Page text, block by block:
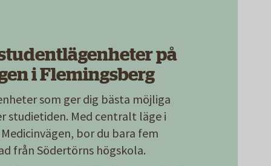
på
i Flemingsberg
som ger dig bästa möjliga
studietiden. Med centralt läge i
bor du bara fem
från Södertörns högskola.